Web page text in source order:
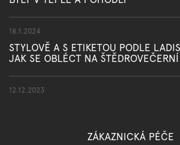
18.1.2024
STYLOVĚ A S ETIKETOU PODLE
JAK SE OBLÉCT NA
12.12.2023
ZÁKAZNICKÁ PÉČE